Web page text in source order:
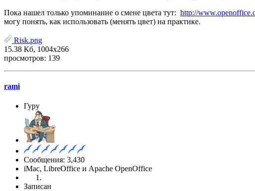
Пока нашел только упоминание о смене цвета тут: http://
могу понять, как использовать (менять цвет) на практике.
Risk.png
15.38 Кб, 1004x266
просмотров: 139
rami
Гуру
Сообщения: 3,430
iMac, LibreOffice и Apache OpenOffice
Записан